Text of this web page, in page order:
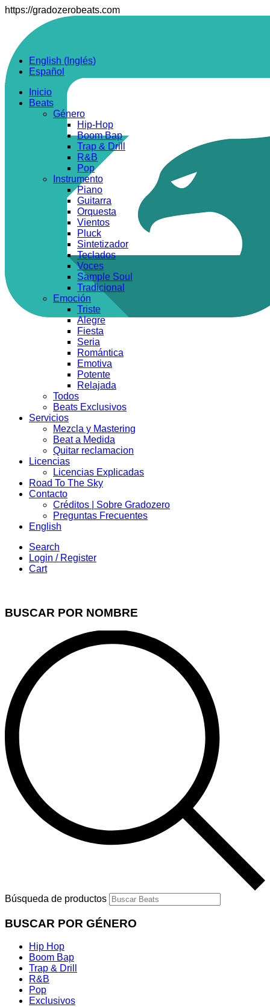
https://gradozerobeats.com
English ( Inglés)
Español
Inicio
Beats
Género
Hip-Hop
Boom Bap
Trap & Drill
R&B
Pop
Instrumento
Piano
Guitarra
Orquesta
Vientos
Pluck
Sintetizador
Teclados
Voces
Sample Soul
Tradicional
Emoción
Triste
Alegre
Fiesta
Seria
Romántica
Emotiva
Potente
Relajada
Todos
Beats Exclusivos
Servicios
Mezcla y Mastering
Beat a Medida
Quitar reclamacion
Licencias
Licencias Explicadas
Road To The Sky
Contacto
Créditos | Sobre Gradozero
Preguntas Frecuentes
English
Search
Login / Register
Cart
BUSCAR POR NOMBRE
Búsqueda de productos
BUSCAR POR GÉNERO
Hip Hop
Boom Bap
Trap & Drill
R&B
Pop
Exclusivos